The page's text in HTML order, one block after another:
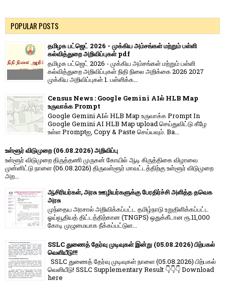
POPULAR POSTS
தமிழக பட்ஜெட் 2026 - முக்கிய அம்சங்கள் மற்றும் பள்ளி
கல்வித்துறை அறிவிப்புகள் pdf
தமிழக பட்ஜெட் 2026 - முக்கிய அம்சங்கள் மற்றும் பள்ளி
கல்வித்துறை அறிவிப்புகள் நிதி நிலை அறிக்கை 2026 2027
முக்கிய அறிவிப்புகள் 1. பள்ளிக்க...
Census News : Google Gemini AIல் HLB Map
உருவாக்க Prompt
Google Gemini AIல் HLB Map உருவாக்க Prompt In
Google Gemini AI HLB Map upload செய்துவிட்டு கீழே
உள்ள Promptஐ, Copy & Paste செய்யவும். Ba...
உள்ளூர் விடுமுறை (06.08.2026) அறிவிப்பு
உள்ளூர் விடுமுறை திருத்தணி முருகன் கோயில் ஆடி கிருத்திகை விழாவை
முன்னிட்டு நாளை (06.08.2026) திருவள்ளூர் மாவட்டத்திற்கு உள்ளூர் விடுமுறை
அற...
ஆசிரியர்கள், அரசு ஊழியர்களுக்கு பேரதிர்ச்சி அளித்த தவெக
அரசு
முந்தைய அரசால் அறிவிக்கப்பட்ட தமிழ்நாடு உறுதிளிக்கப்பட்ட
ஓய்வூதியத் திட்டத்திற்கான (TNGPS) ஒதுக்கீடான ரூ.11,000
கோடி முழுமையாக நீக்கப்பட்டுள...
SSLC துணைத் தேர்வு முடிவுகள் இன்று (05.08.2026) பிற்பகல்
வெளியீடு!!!
SSLC துணைத் தேர்வு முடிவுகள் நாளை (05.08.2026) பிற்பகல்
வெளியீடு! SSLC Supplementary Result 👇👇👇 Download
here